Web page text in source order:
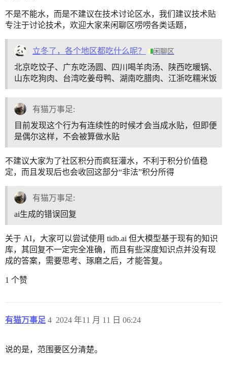
不是不能水，而是不建议在技术讨论区水，我们建议技术贴
专注于讨论技术，欢迎大家来闲聊区唠唠各类话题，
立冬了，各个地区都吃什么呢？ 闲聊区
北京吃饺子、广东吃汤圆、四川喝羊肉汤、陕西吃暖锅、
山东吃狗肉、台湾吃姜母鸭、湖南吃腊肉、江浙吃糯米饭
有猫万事足:
目前发现这个行为有连续性的时候才会当成水贴，但即便
是偶尔这样，不会被算做水贴
不建议大家为了社区积分而疯狂灌水，不利于积分价值稳
定，而且发现后也会收回这部分“非法”积分所得
有猫万事足:
ai生成的错误回复
关于 AI，大家可以尝试使用 tidb.ai 但大模型基于现有的知识
库，其回复不一定完全准确，而且有些深度知识点并没有现
成的答案，需要思考、琢磨之后，才能答复。
1 个赞
有猫万事足 2024 年11 月 11 日 06:24
4
说的是，范围要区分清楚。